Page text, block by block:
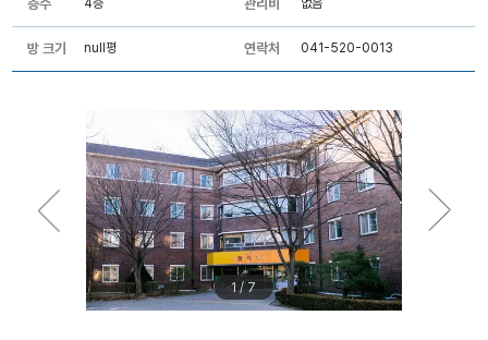
층수 4층 관리비 없음
방 크기 null평 연락처 041-520-0013
1 / 7